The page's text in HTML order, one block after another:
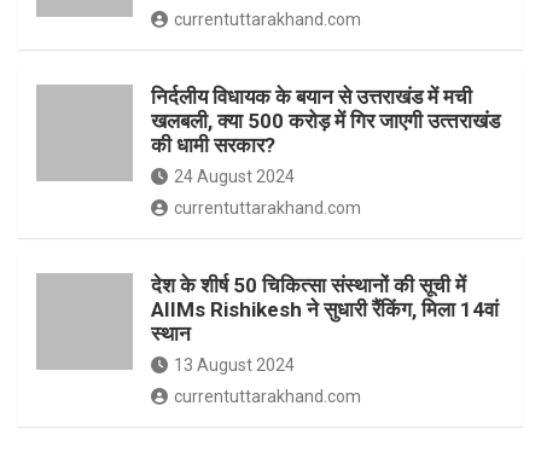
currentuttarakhand.com
निर्दलीय विधायक के बयान से उत्तराखंड में मची
खलबली, क्‍या 500 करोड़ में गिर जाएगी उत्‍तराखंड
की धामी सरकार?
24 August 2024
currentuttarakhand.com
देश के शीर्ष 50 चिकित्सा संस्थानों की सूची में
AIIMs Rishikesh ने सुधारी रैंकिंग, मिला 14वां
स्थान
13 August 2024
currentuttarakhand.com